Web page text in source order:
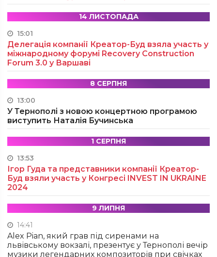
14 ЛИСТОПАДА
15:01
Делегація компанії Креатор-Буд взяла участь у
міжнародному форумі Recovery Construction
Forum 3.0 у Варшаві
8 СЕРПНЯ
13:00
У Тернополі з новою концертною програмою
виступить Наталія Бучинська
1 СЕРПНЯ
13:53
Ігор Гуда та представники компанії Креатор-
Буд взяли участь у Конгресі INVEST IN UKRAINE
2024
9 ЛИПНЯ
14:41
Alex Pian, який грав під сиренами на
львівському вокзалі, презентує у Тернополі вечір
музики легендарних композиторів при свічках